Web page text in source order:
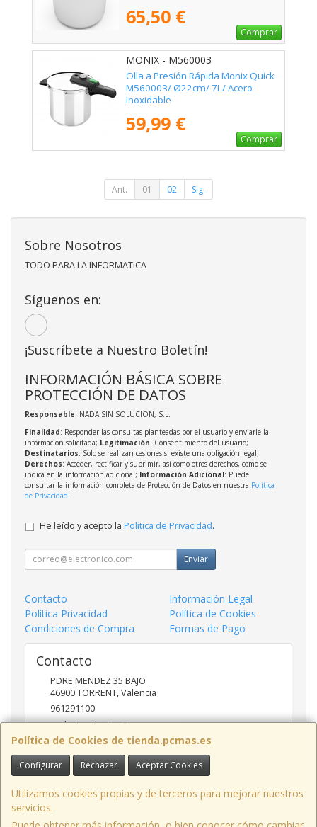
65,50 €
Comprar
MONIX - M560003
Olla a Presión Rápida Monix Quick
M560003/ Ø22cm/ 7L/ Acero
Inoxidable
59,99 €
Comprar
Ant. 01 02 Sig.
Política de Cookies de tienda.pcmas.es
Configurar Rechazar Aceptar Cookies
Utilizamos cookies propias y de terceros para mejorar nuestros
servicios.
Sobre Nosotros
TODO PARA LA INFORMATICA
Síguenos en:
¡Suscríbete a Nuestro Boletín!
INFORMACIÓN BÁSICA SOBRE
PROTECCIÓN DE DATOS
Responsable: NADA SIN SOLUCION, S.L.
Finalidad: Responder las consultas planteadas por el usuario y enviarle la
información solicitada; Legitimación: Consentimiento del usuario;
Destinatarios: Solo se realizan cesiones si existe una obligación legal;
Derechos: Acceder, rectificar y suprimir, así como otros derechos, como se
indica en la información adicional; Información Adicional: Puede
consultar la información completa de Protección de Datos en nuestra Política
de Privacidad.
He leído y acepto la Política de Privacidad.
Enviar
Contacto
Información Legal
Política Privacidad
Política de Cookies
Condiciones de Compra
Formas de Pago
Contacto
PDRE MENDEZ 35 BAJO
46900TORRENT,Valencia
961291100
nadasinsolucion@pcmas.es
Horario
10 -14 17 - 20